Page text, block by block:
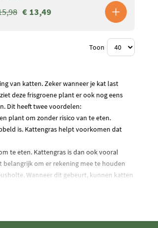
€ 13,49
Toon
van katten. Zeker wanneer je kat last
ziet deze frisgroene plant er ook nog eens
Dit heeft twee voordelen:
plant om zonder risico van te eten.
is. Kattengras helpt voorkomen dat
te eten. Kattengras is dan ook vooral
om er rekening mee te houden
Wanneer dit gebeurt, kunnen katten
bij een buitenkat die aan gewoon gras